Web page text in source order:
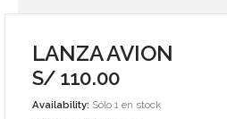
LANZA AVION
S/ 110.00
Availability: Sólo 1 en stock